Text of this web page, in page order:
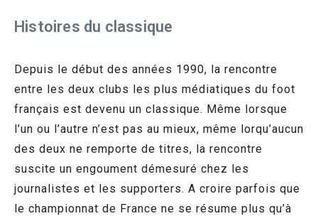
Histoires du classique
Depuis le début des années 1990, la rencontre
entre les deux clubs les plus médiatiques du foot
français est devenu un classique. Même lorsque
l’un ou l’autre n’est pas au mieux, même lorqu’aucun
des deux ne remporte de titres, la rencontre
suscite un engoument démesuré chez les
journalistes et les supporters. A croire parfois que
le championnat de France ne se résume plus qu’à